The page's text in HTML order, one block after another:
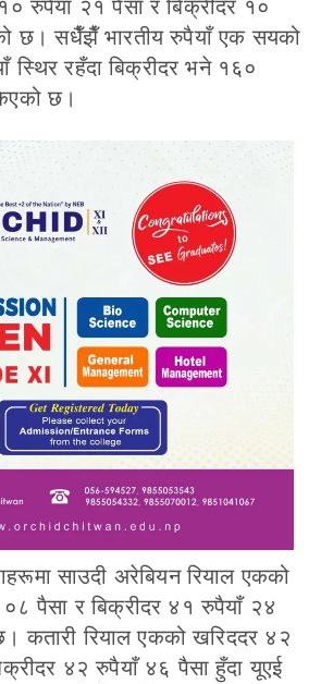
रुपैयाँ २१ पैसा र बिक्रीदर १०
छ। सधैँझैँ भारतीय रुपैयाँ एक सयको
स्थिर रहँदा बिक्रीदर भने १६०
छ।
साउदी अरेबियन रियाल एकको
पैसा र बिक्रीदर ४१ रुपैयाँ २४
कतारी रियाल एकको खरिददर ४२
४२ रुपैयाँ ४६ पैसा हुँदा यूएई